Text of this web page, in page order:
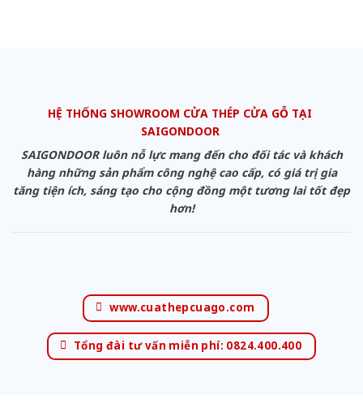
HỆ THỐNG SHOWROOM CỬA THÉP CỬA GỖ TẠI
SAIGONDOOR
SAIGONDOOR luôn nỗ lực mang đến cho đối tác và khách
hàng những sản phẩm công nghệ cao cấp, có giá trị gia
tăng tiện ích, sáng tạo cho cộng đồng một tương lai tốt đẹp
hơn!
www.cuathepcuago.com
Tổng đài tư vấn miễn phí: 0824.400.400